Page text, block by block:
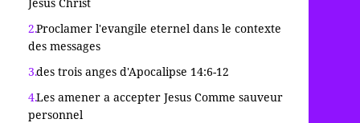
Proclamer l'evangile eternel dans le contexte
des messages
des trois anges d'Apocalipse 14:6-12
Les amener a accepter Jesus Comme sauveur
personnel